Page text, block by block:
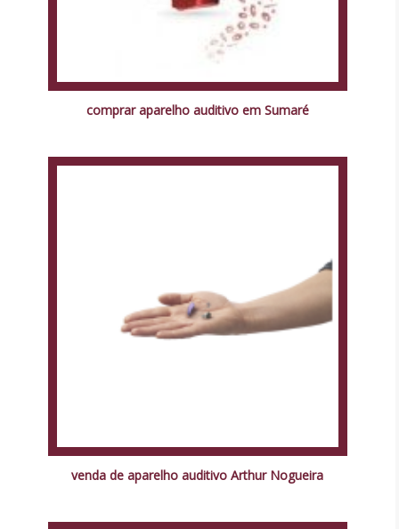
comprar aparelho auditivo em Sumaré
venda de aparelho auditivo Arthur Nogueira